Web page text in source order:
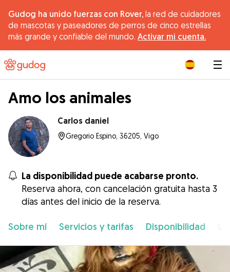
Gudog ha unido fuerzas con Rover, la red de cuidadores
de mascotas y paseadores de perros de cinco estrellas
más grande y confiable del mundo. Activar mi cuenta.
Amo los animales
Carlos daniel
Gregorio Espino, 36205, Vigo
La disponibilidad puede acabarse pronto.
Reserva ahora, con cancelación gratuita hasta 3
días antes del inicio de la reserva.
Sobre mí Servicios y tarifas Disponibilidad